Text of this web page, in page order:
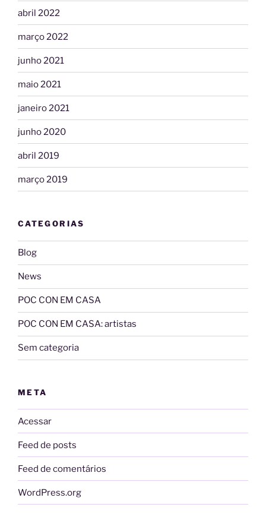
abril 2022
março 2022
junho 2021
maio 2021
janeiro 2021
junho 2020
abril 2019
março 2019
CATEGORIAS
Blog
News
POC CON EM CASA
POC CON EM CASA: artistas
Sem categoria
META
Acessar
Feed de posts
Feed de comentários
WordPress.org